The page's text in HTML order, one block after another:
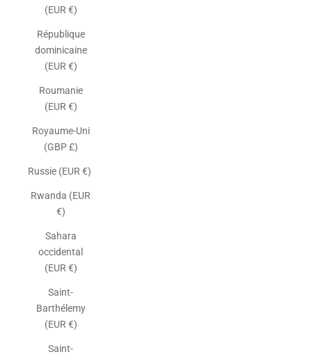
(EUR €)
République
dominicaine
(EUR €)
Roumanie
(EUR €)
Royaume-Uni
(GBP £)
Russie (EUR €)
Rwanda (EUR
€)
Sahara
occidental
(EUR €)
Saint-
Barthélemy
(EUR €)
Saint-